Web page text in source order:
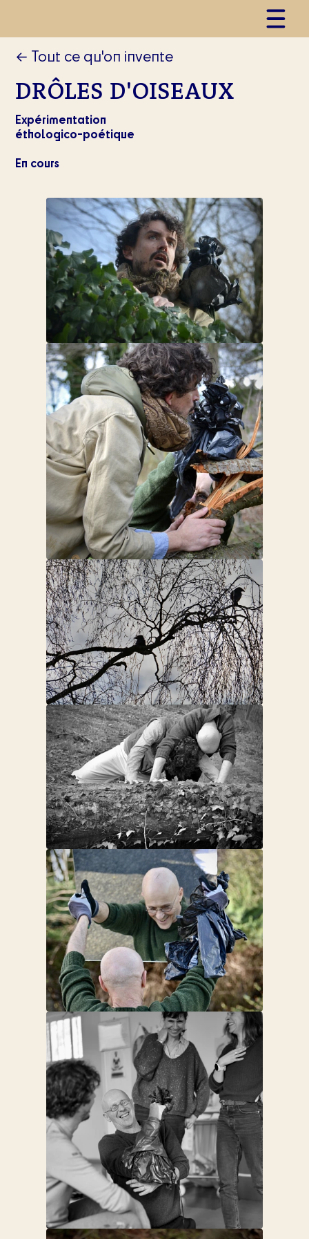
← Tout ce qu'on invente
DRÔLES D'OISEAUX
Expérimentation
éthologico-poétique
En cours